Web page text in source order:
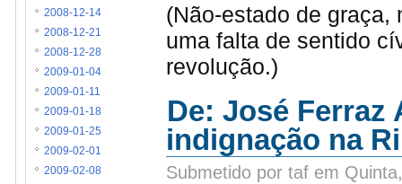
(Não-estado de graça,
uma falta de sentido
revolução.)
De: José Ferraz
indignação na
Submetido por taf em
2008-12-14
2008-12-21
2008-12-28
2009-01-04
2009-01-11
2009-01-18
2009-01-25
2009-02-01
2009-02-08